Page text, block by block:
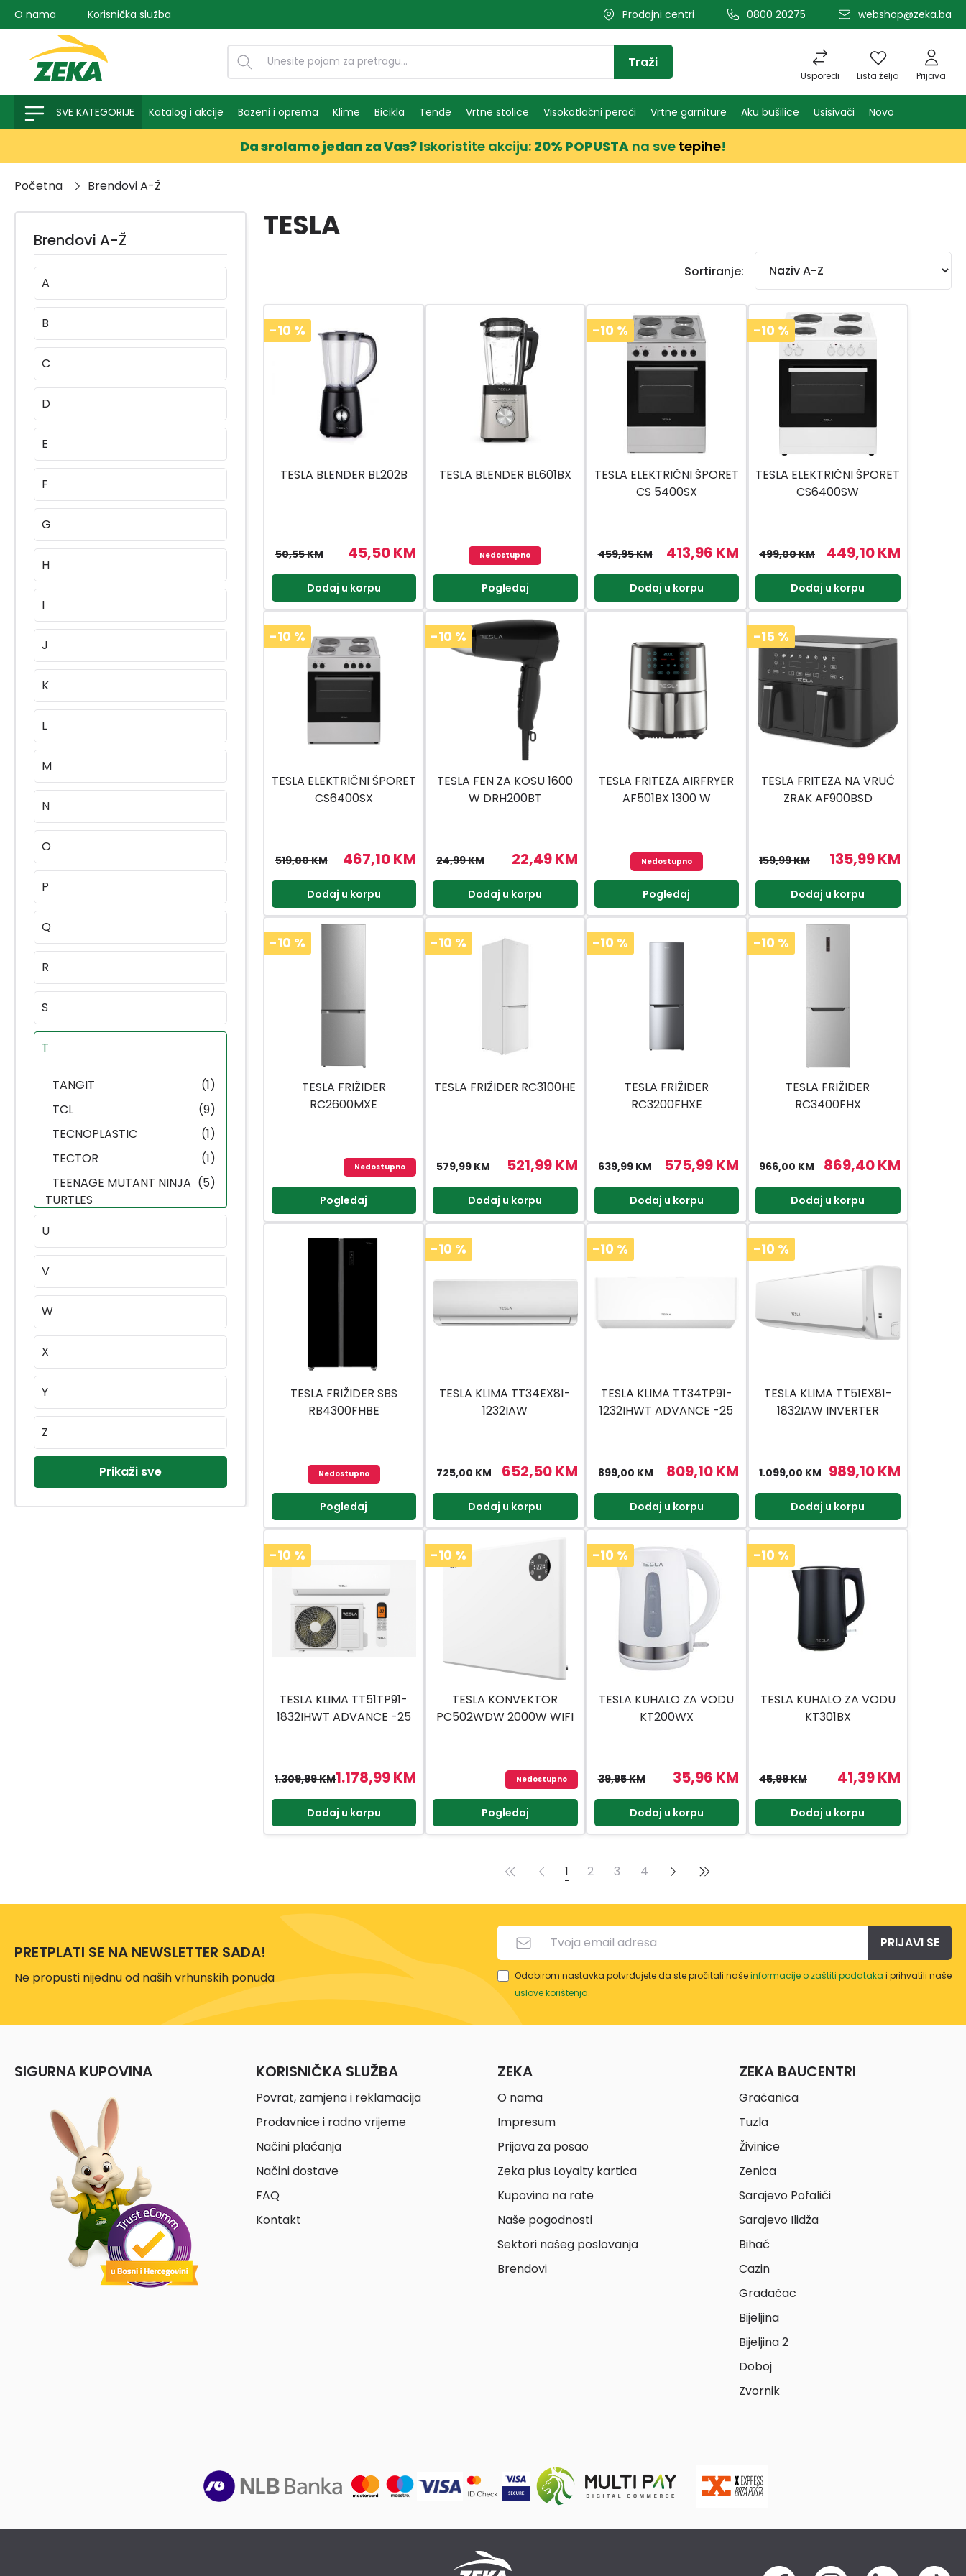
pretragu Preskoči na glavnu navigaciju
O nama Korisnička služba Prodajni centri 0800 20275 webshop@zeka.ba
Usporedi Lista želja Prijava
Traži
SVE KATEGORIJE Katalog i akcije Bazeni i oprema Klime Bicikla Tende Vrtne stolice Visokotlačni perači Vrtne garniture Aku bušilice Usisivači Novo
Da srolamo jedan za Vas? Iskoristite akciju: 20% POPUSTA na sve tepihe!
Početna Brendovi A-Ž
Brendovi A-Ž
A
B
C
D
E
F
G
H
I
J
K
L
M
N
O
P
Q
R
S
T
(1)
TANGIT
(9)
TCL
(1)
TECNOPLASTIC
(1)
TECTOR
(5)
TEENAGE MUTANT NINJA
TURTLES
(4)
TEHNO-INDE
(10)
TER COMPOSTI
(3)
TESAY
(74)
TESLA
(52)
TEXO
(4)
THERMOFLUX
(5)
TURSUNPROM
U
V
W
X
Y
Z
Prikaži sve
TESLA
Sortiranje:
-10 %
TESLA BLENDER BL202B
45,50 KM
50,55 KM
Dodaj u korpu
TESLA BLENDER BL601BX
Nedostupno
Pogledaj
-10 %
TESLA ELEKTRIČNI ŠPORET
CS 5400SX
413,96 KM
459,95 KM
Dodaj u korpu
-10 %
TESLA ELEKTRIČNI ŠPORET
CS6400SW
449,10 KM
499,00 KM
Dodaj u korpu
-10 %
TESLA ELEKTRIČNI ŠPORET
CS6400SX
467,10 KM
519,00 KM
Dodaj u korpu
-10 %
TESLA FEN ZA KOSU 1600
W DRH200BT
22,49 KM
24,99 KM
Dodaj u korpu
TESLA FRITEZA AIRFRYER
AF501BX 1300 W
Nedostupno
Pogledaj
-15 %
TESLA FRITEZA NA VRUĆ
ZRAK AF900BSD
135,99 KM
159,99 KM
Dodaj u korpu
-10 %
TESLA FRIŽIDER
RC2600MXE
Nedostupno
Pogledaj
-10 %
TESLA FRIŽIDER RC3100HE
521,99 KM
579,99 KM
Dodaj u korpu
-10 %
TESLA FRIŽIDER
RC3200FHXE
575,99 KM
639,99 KM
Dodaj u korpu
-10 %
TESLA FRIŽIDER
RC3400FHX
869,40 KM
966,00 KM
Dodaj u korpu
TESLA FRIŽIDER SBS
RB4300FHBE
Nedostupno
Pogledaj
-10 %
TESLA KLIMA TT34EX81-
1232IAW
652,50 KM
725,00 KM
Dodaj u korpu
-10 %
TESLA KLIMA TT34TP91-
1232IHWT ADVANCE -25
809,10 KM
899,00 KM
Dodaj u korpu
-10 %
TESLA KLIMA TT51EX81-
1832IAW INVERTER
989,10 KM
1.099,00 KM
Dodaj u korpu
-10 %
TESLA KLIMA TT51TP91-
1832IHWT ADVANCE -25
1.178,99 KM
1.309,99 KM
Dodaj u korpu
-10 %
TESLA KONVEKTOR
PC502WDW 2000W WIFI
Nedostupno
Pogledaj
-10 %
TESLA KUHALO ZA VODU
KT200WX
35,96 KM
39,95 KM
Dodaj u korpu
-10 %
TESLA KUHALO ZA VODU
KT301BX
41,39 KM
45,99 KM
Dodaj u korpu
1 2 3 4
PRETPLATI SE NA NEWSLETTER SADA!
Ne propusti nijednu od naših vrhunskih ponuda
PRIJAVI SE
Odabirom nastavka potvrđujete da ste pročitali našeinformacije o zaštiti podataka i prihvatili naše
uslove korištenja.
SIGURNA KUPOVINA KORISNIČKA SLUŽBA
Povrat, zamjena i reklamacija
Prodavnice i radno vrijeme
Načini plaćanja
Načini dostave
FAQ
Kontakt
ZEKA
O nama
Impresum
Prijava za posao
Zeka plus Loyalty kartica
Kupovina na rate
Naše pogodnosti
Sektori našeg poslovanja
Brendovi
ZEKA BAUCENTRI
Gračanica
Tuzla
Živinice
Zenica
Sarajevo Pofalići
Sarajevo Ilidža
Bihać
Cazin
Gradačac
Bijeljina
Bijeljina 2
Doboj
Zvornik